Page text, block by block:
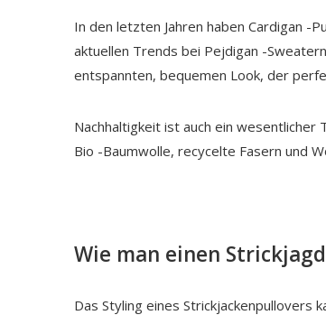
In den letzten Jahren haben Cardigan -
aktuellen Trends bei Pejdigan -
entspannten, bequemen Look, der
Nachhaltigkeit ist auch ein
Bio -Baumwolle, recycelte Fasern und
Wie man einen
Das Styling eines Strickjackenpullovers